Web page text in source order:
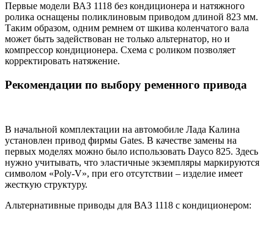
Первые модели ВАЗ 1118 без кондиционера и натяжного
ролика оснащены поликлиновым приводом длиной 823 мм.
Таким образом, одним ремнем от шкива коленчатого вала
может быть задействован не только альтернатор, но и
компрессор кондиционера. Схема с роликом позволяет
корректировать натяжение.
Рекомендации по выбору ременного привода
В начальной комплектации на автомобиле Лада Калина
установлен привод фирмы Gates. В качестве замены на
первых моделях можно было использовать Dayco 825. Здесь
нужно учитывать, что эластичные экземпляры маркируются
символом «Poly-V», при его отсутствии – изделие имеет
жесткую структуру.
Альтернативные приводы для ВАЗ 1118 с кондиционером: